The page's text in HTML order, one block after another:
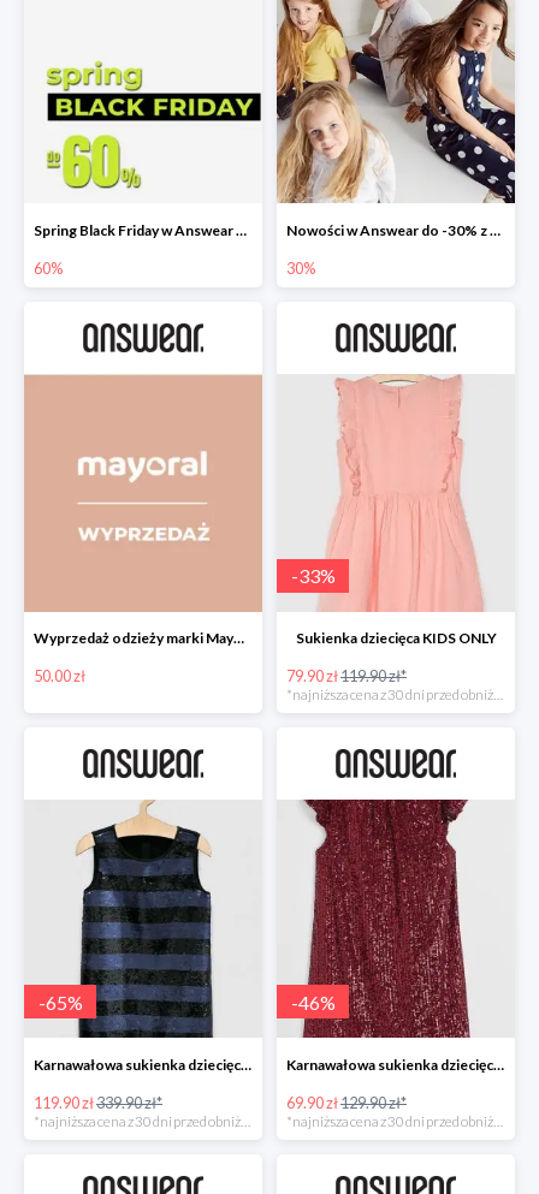
Spring Black Friday w Answear do -60%
60%
Nowości w Answear do -30% z kodem rabatowym
30%
Wyprzedaż odzieży marki Mayoral do -50% w Answear
50.00 zł
-33%
Sukienka dziecięca KIDS ONLY
79.90 zł119.90 zł*
*najniższa cena z 30 dni przed obniżką
-65%
Karnawałowa sukienka dziecięca GUESS JEANS
119.90 zł339.90 zł*
-46%
Karnawałowa sukienka dziecięca MANGO KIDS
69.90 zł129.90 zł*